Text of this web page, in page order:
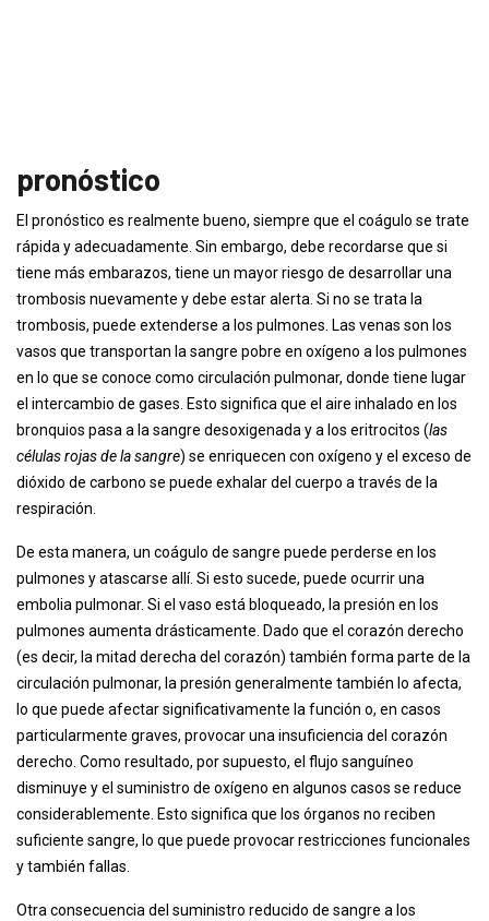
pronóstico
El pronóstico es realmente bueno, siempre que el coágulo se trate
rápida y adecuadamente. Sin embargo, debe recordarse que si
tiene más embarazos, tiene un mayor riesgo de desarrollar una
trombosis nuevamente y debe estar alerta. Si no se trata la
trombosis, puede extenderse a los pulmones. Las venas son los
vasos que transportan la sangre pobre en oxígeno a los pulmones
en lo que se conoce como circulación pulmonar, donde tiene lugar
el intercambio de gases. Esto significa que el aire inhalado en los
bronquios pasa a la sangre desoxigenada y a los eritrocitos (las
células rojas de la sangre) se enriquecen con oxígeno y el exceso de
dióxido de carbono se puede exhalar del cuerpo a través de la
respiración.
De esta manera, un coágulo de sangre puede perderse en los
pulmones y atascarse allí. Si esto sucede, puede ocurrir una
embolia pulmonar. Si el vaso está bloqueado, la presión en los
pulmones aumenta drásticamente. Dado que el corazón derecho
(es decir, la mitad derecha del corazón) también forma parte de la
circulación pulmonar, la presión generalmente también lo afecta,
lo que puede afectar significativamente la función o, en casos
particularmente graves, provocar una insuficiencia del corazón
derecho. Como resultado, por supuesto, el flujo sanguíneo
disminuye y el suministro de oxígeno en algunos casos se reduce
considerablemente. Esto significa que los órganos no reciben
suficiente sangre, lo que puede provocar restricciones funcionales
y también fallas.
Otra consecuencia del suministro reducido de sangre a los